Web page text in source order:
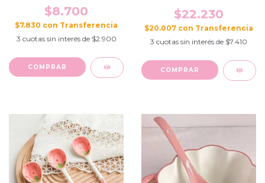
$8.700
$7.830 con
3 cuotas sin interés de $2.900
COMPRAR
$22.230
$20.007 con
3 cuotas sin interés de $7.410
COMPRAR